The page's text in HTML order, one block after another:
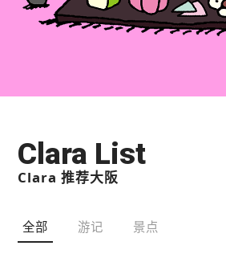
Clara List
Clara 推荐大阪
全部 游记 景点